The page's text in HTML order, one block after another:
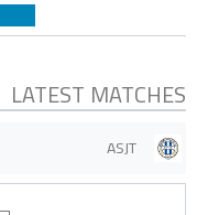
LATEST MATCHES
ASJT